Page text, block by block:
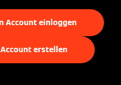
Account einloggen
erstellen